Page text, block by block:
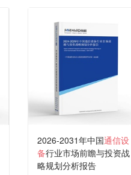
2026-2031年中国通信设
备行业市场前瞻与投资战
略规划分析报告